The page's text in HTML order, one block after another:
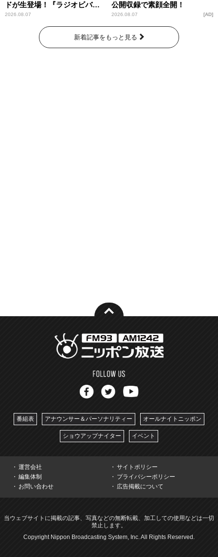
ドが生登場！『ラジオビバリ
ー昼ズ』
2026.08.07
公開収録で素顔全開！
2026.08.07 AD
新着記事をもっと見る
番組表 アナウンサー＆パーソナリティー オールナイトニッポン
ショウアップナイター イベント
運営会社
サイトポリシー
編集体制
プライバシーポリシー
お問い合わせ
広告掲載について
当ウェブサイトに掲載の記事、写真などの無断転載、加工しての使用などは一切
禁止します。
Copyright Nippon Broadcasting System, Inc. All Rights Reserved.